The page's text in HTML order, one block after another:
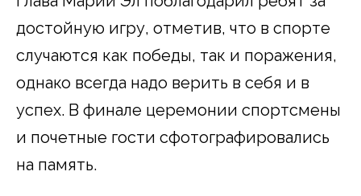
достойную игру, отметив, что в спорте
случаются как победы, так и поражения,
однако всегда надо верить в себя и в
успех. В финале церемонии спортсмены
и почетные гости сфотографировались
на память.